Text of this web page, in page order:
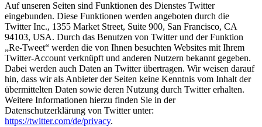
Auf unseren Seiten sind Funktionen des Dienstes Twitter
eingebunden. Diese Funktionen werden angeboten durch die
Twitter Inc., 1355 Market Street, Suite 900, San Francisco, CA
94103, USA. Durch das Benutzen von Twitter und der Funktion
„Re-Tweet“ werden die von Ihnen besuchten Websites mit Ihrem
Twitter-Account verknüpft und anderen Nutzern bekannt gegeben.
Dabei werden auch Daten an Twitter übertragen. Wir weisen darauf
hin, dass wir als Anbieter der Seiten keine Kenntnis vom Inhalt der
übermittelten Daten sowie deren Nutzung durch Twitter erhalten.
Weitere Informationen hierzu finden Sie in der
Datenschutzerklärung von Twitter unter:
https://twitter.com/de/privacy.